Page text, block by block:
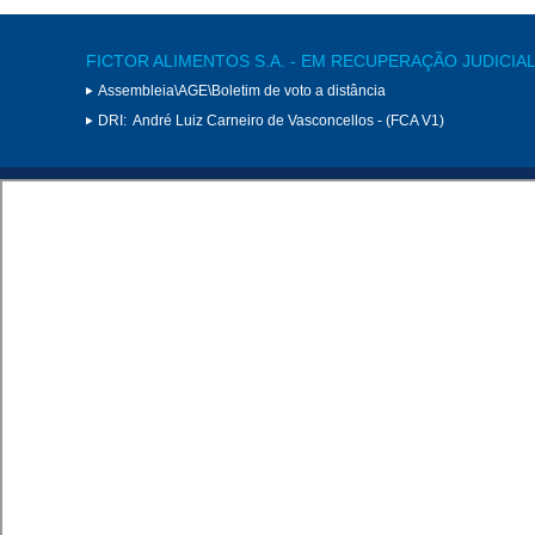
FICTOR ALIMENTOS S.A. - EM RECUPERAÇÃO
Assembleia\AGE\Boletim de voto a distância
DRI: André Luiz Carneiro de Vasconcellos - (FCA V1)